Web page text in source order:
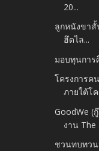
20...
ลูกหนังขาสั้
ฮึดไล...
มอบทุนการ
โครงการค
ภายใต้โค
GoodWe (
งาน The
ชวนทบทวน